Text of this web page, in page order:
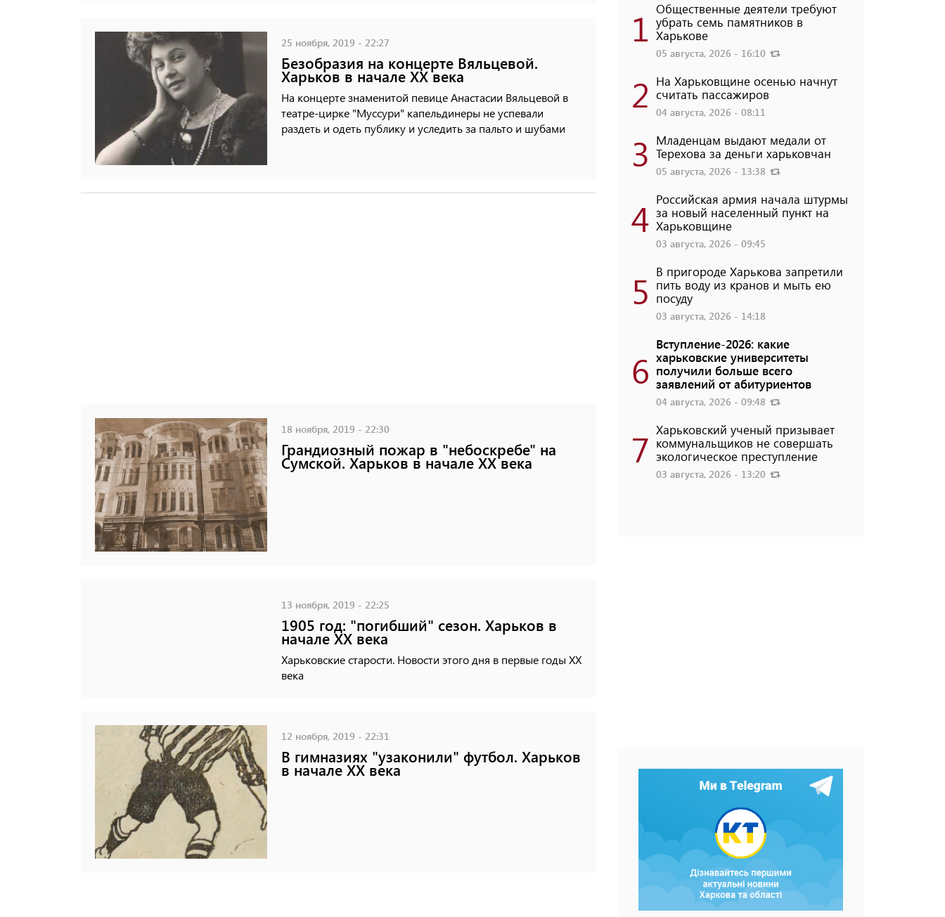
25 ноября, 2019 - 22:27
Безобразия на концерте Вяльцевой.
Харьков в начале XX века
На концерте знаменитой певице Анастасии Вяльцевой в
театре-цирке "Муссури" капельдинеры не успевали
раздеть и одеть публику и уследить за пальто и шубами
18 ноября, 2019 - 22:30
Грандиозный пожар в "небоскребе" на
Сумской. Харьков в начале XX века
13 ноября, 2019 - 22:25
1905 год: "погибший" сезон. Харьков в
начале XX века
Харьковские старости. Новости этого дня в первые годы XX
века
12 ноября, 2019 - 22:31
В гимназиях "узаконили" футбол. Харьков
в начале XX века
1 Общественные деятели требуют
убрать семь памятников в
Харькове
05 августа, 2026 - 16:10
2 На Харьковщине осенью начнут
считать пассажиров
04 августа, 2026 - 08:11
3 Младенцам выдают медали от
Терехова за деньги харьковчан
05 августа, 2026 - 13:38
4 Российская армия начала штурмы
за новый населенный пункт на
Харьковщине
03 августа, 2026 - 09:45
5 В пригороде Харькова запретили
пить воду из кранов и мыть ею
посуду
03 августа, 2026 - 14:18
6
Вступление-2026: какие
харьковские университеты
получили больше всего
заявлений от абитуриентов
04 августа, 2026 - 09:48
7 Харьковский ученый призывает
коммунальщиков не совершать
экологическое преступление
03 августа, 2026 - 13:20